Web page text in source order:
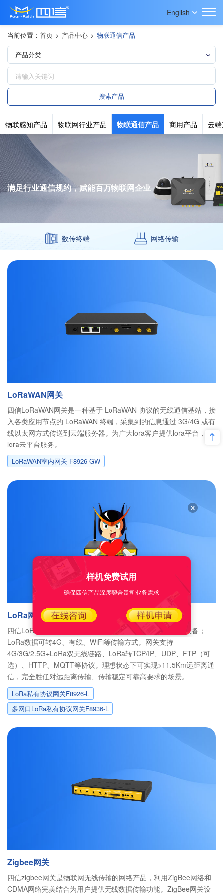
English
当前位置： 首页 > 产品中心 > 物联通信产品
物联感知产品 物联网行业产品 物联通信产品 商用产品 云
满足行业通信规约，赋能百万物联网企业
数传终端 网络传输
LoRaWAN网关
四信LoRaWAN网关是一种基于 LoRaWAN 协议的无线通信基站，接
入各类应用节点的 LoRaWAN 终端，采集到的信息通过 3G/4G 或有
线以太网方式传送到云端服务器。为广大lora客户提供lora平台，
lora云平台服务。
LoRaWAN室内网关 F8926-GW
LoRa网关
四信LoRa网关设备具有超强的组网能力，可接入大量节点设备；
LoRa数据可转4G、有线、WiFi等传输方式。网关支持
4G/3G/2.5G+LoRa双无线链路、LoRa转TCP/IP、UDP、FTP（可
选）、HTTP、MQTT等协议。理想状态下可实现>11.5Km远距离通
信，完全胜任对远距离传输、传输稳定可靠高要求的场景。
LoRa私有协议网关F8926-L
多网口LoRa私有协议网关F8936-L
Zigbee网关
四信zigbee网关是物联网无线传输的网络产品，利用ZigBee网络和
CDMA网络完美结合为用户提供无线数据传输功能。ZigBee网关设
样机免费试用
确保四信产品深度契合贵司业务需求